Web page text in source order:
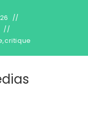
,critique